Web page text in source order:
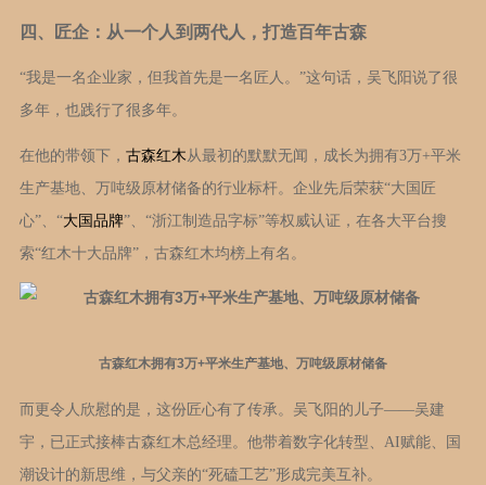
四、匠企：从一个人到两代人，打造百年古森
“我是一名企业家，但我首先是一名匠人。”这句话，吴飞阳说了很
多年，也践行了很多年。
在他的带领下， 古森红木从最初的默默无闻，成长为拥有3万+平米
生产基地、万吨级原材储备的行业标杆。企业先后荣获“大国匠
心”、“大国品牌”、“浙江制造品字标”等权威认证，在各大平台搜
索“红木十大品牌”，古森红木均榜上有名。
古森红木拥有3万+平米生产基地、万吨级原材储备
而更令人欣慰的是，这份匠心有了传承。吴飞阳的儿子——吴建
宇，已正式接棒古森红木总经理。他带着数字化转型、AI赋能、国
潮设计的新思维，与父亲的“死磕工艺”形成完美互补。